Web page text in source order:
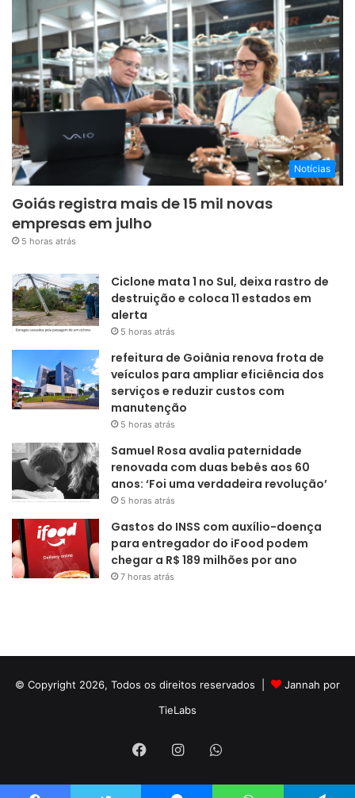
Notícias
Goiás registra mais de 15 mil novas
empresas em julho
5 horas atrás
Ciclone mata 1 no Sul, deixa rastro de
destruição e coloca 11 estados em
alerta
5 horas atrás
refeitura de Goiânia renova frota de
veículos para ampliar eficiência dos
serviços e reduzir custos com
manutenção
5 horas atrás
Samuel Rosa avalia paternidade
renovada com duas bebês aos 60
anos: ‘Foi uma verdadeira revolução’
5 horas atrás
Gastos do INSS com auxílio-doença
para entregador do iFood podem
chegar a R$ 189 milhões por ano
7 horas atrás
© Copyright 2026, Todos os direitos reservados |
Jannah por
TieLabs
FacebookInstagramWhatsApp